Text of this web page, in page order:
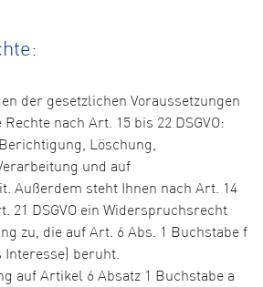
der gesetzlichen Voraussetzungen
nach Art. 15 bis 22 DSGVO:
Löschung,
und auf
Außerdem steht Ihnen nach Art. 14
21 DSGVO ein Widerspruchsrecht
zu, die auf Art. 6 Abs. 1 Buchstabe f
Interesse) beruht.
auf Artikel 6 Absatz 1 Buchstabe a